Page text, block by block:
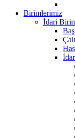
Birimlerimiz
İdari